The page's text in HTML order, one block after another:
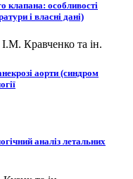
клапана: особливості
і власні дані)
Кравченко та ін.
аорти (синдром
аналіз летальних